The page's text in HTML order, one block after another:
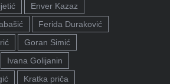
Enver Kazaz
Ferida Duraković
Goran Simić
Ivana Golijanin
Kratka priča